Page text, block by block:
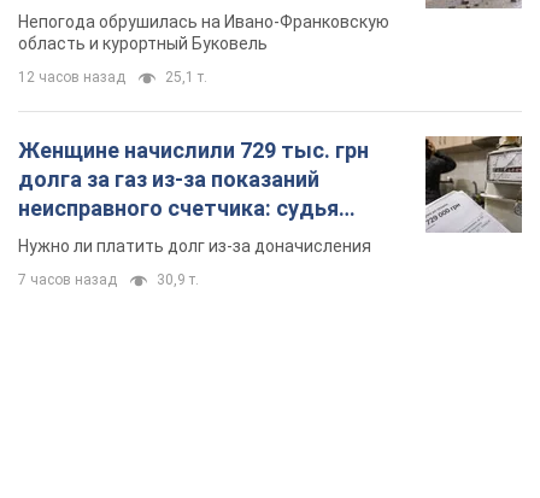
Непогода обрушилась на Ивано-Франковскую
область и курортный Буковель
12 часов назад 25,1 т.
Женщине начислили 729 тыс. грн
долга за газ из-за показаний
неисправного счетчика: судья
вынес неожиданное решение
Нужно ли платить долг из-за доначисления
7 часов назад 30,9 т.